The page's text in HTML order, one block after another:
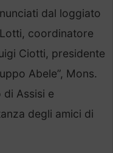
dal loggiato
coordinatore
Ciotti, presidente
Abele”, Mons.
Assisi e
degli amici di